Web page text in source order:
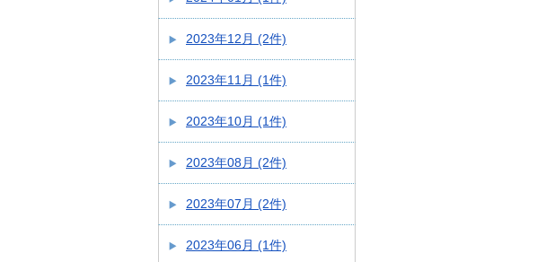
2023年12月 (2件)
2023年11月 (1件)
2023年10月 (1件)
2023年08月 (2件)
2023年07月 (2件)
2023年06月 (1件)